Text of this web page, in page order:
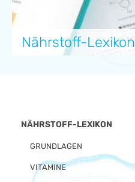
Nährstoff-Lexikon
NÄHRSTOFF-LEXIKON
GRUNDLAGEN
VITAMINE